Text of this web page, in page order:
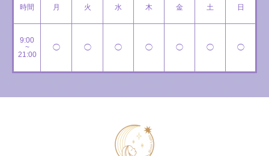
時間 月 火 水 木 金 土 日
9:00
~
21:00
◯ ◯ ◯ ◯ ◯ ◯ ◯